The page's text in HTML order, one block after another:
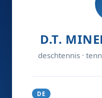
D.T.
deschtennis ·
DE